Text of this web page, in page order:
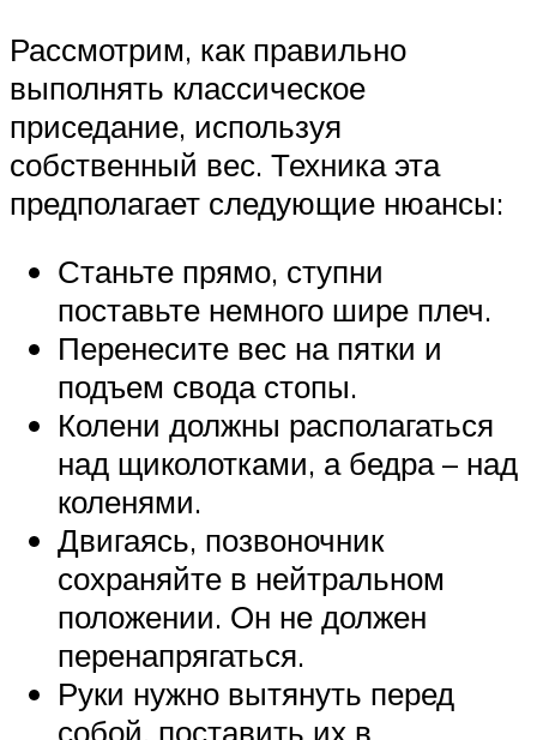
Рассмотрим, как правильно
выполнять классическое
приседание, используя
собственный вес. Техника эта
предполагает следующие нюансы:
Станьте прямо, ступни
поставьте немного шире плеч.
Перенесите вес на пятки и
подъем свода стопы.
Колени должны располагаться
над щиколотками, а бедра – над
коленями.
Двигаясь, позвоночник
сохраняйте в нейтральном
положении. Он не должен
перенапрягаться.
Руки нужно вытянуть перед
собой, поставить их в